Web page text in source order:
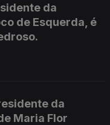
da
de Esquerda, é
da
Maria Flor